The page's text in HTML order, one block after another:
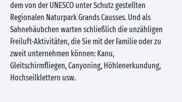
dem von der UNESCO unter Schutz gestellten
Regionalen Naturpark Grands Causses. Und als
Sahnehäubchen warten schließlich die unzähligen
Freiluft-Aktivitäten, die Sie mit der Familie oder zu
zweit unternehmen können: Kanu,
Gleitschirmfliegen, Canyoning, Höhlenerkundung,
Hochseilklettern usw.